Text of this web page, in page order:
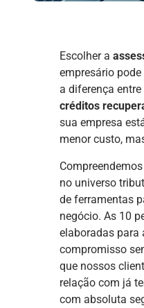
Escolher a
empresário
a diferença
créditos
sua empresa
menor custo,
no universo
de ferramentas
negócio. As 10
elaboradas para
compromisso
que nossos
relação com já
com absoluta